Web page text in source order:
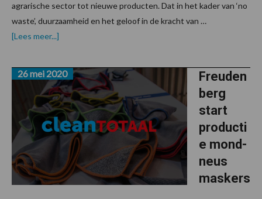
agrarische sector tot nieuwe producten. Dat in het kader van ‘no
waste’, duurzaamheid en het geloof in de kracht van …
[Lees meer...]
tot
handdesinfectiemiddel
Freuden
berg
start
producti
e mond-
neus
maskers
26 mei 2020